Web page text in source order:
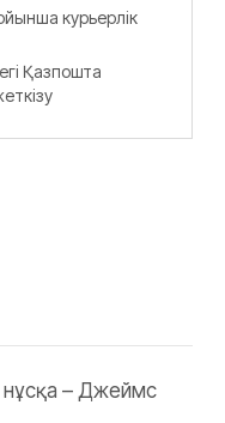
курьерлік
Қазпошта
нұсқа – Джеймс